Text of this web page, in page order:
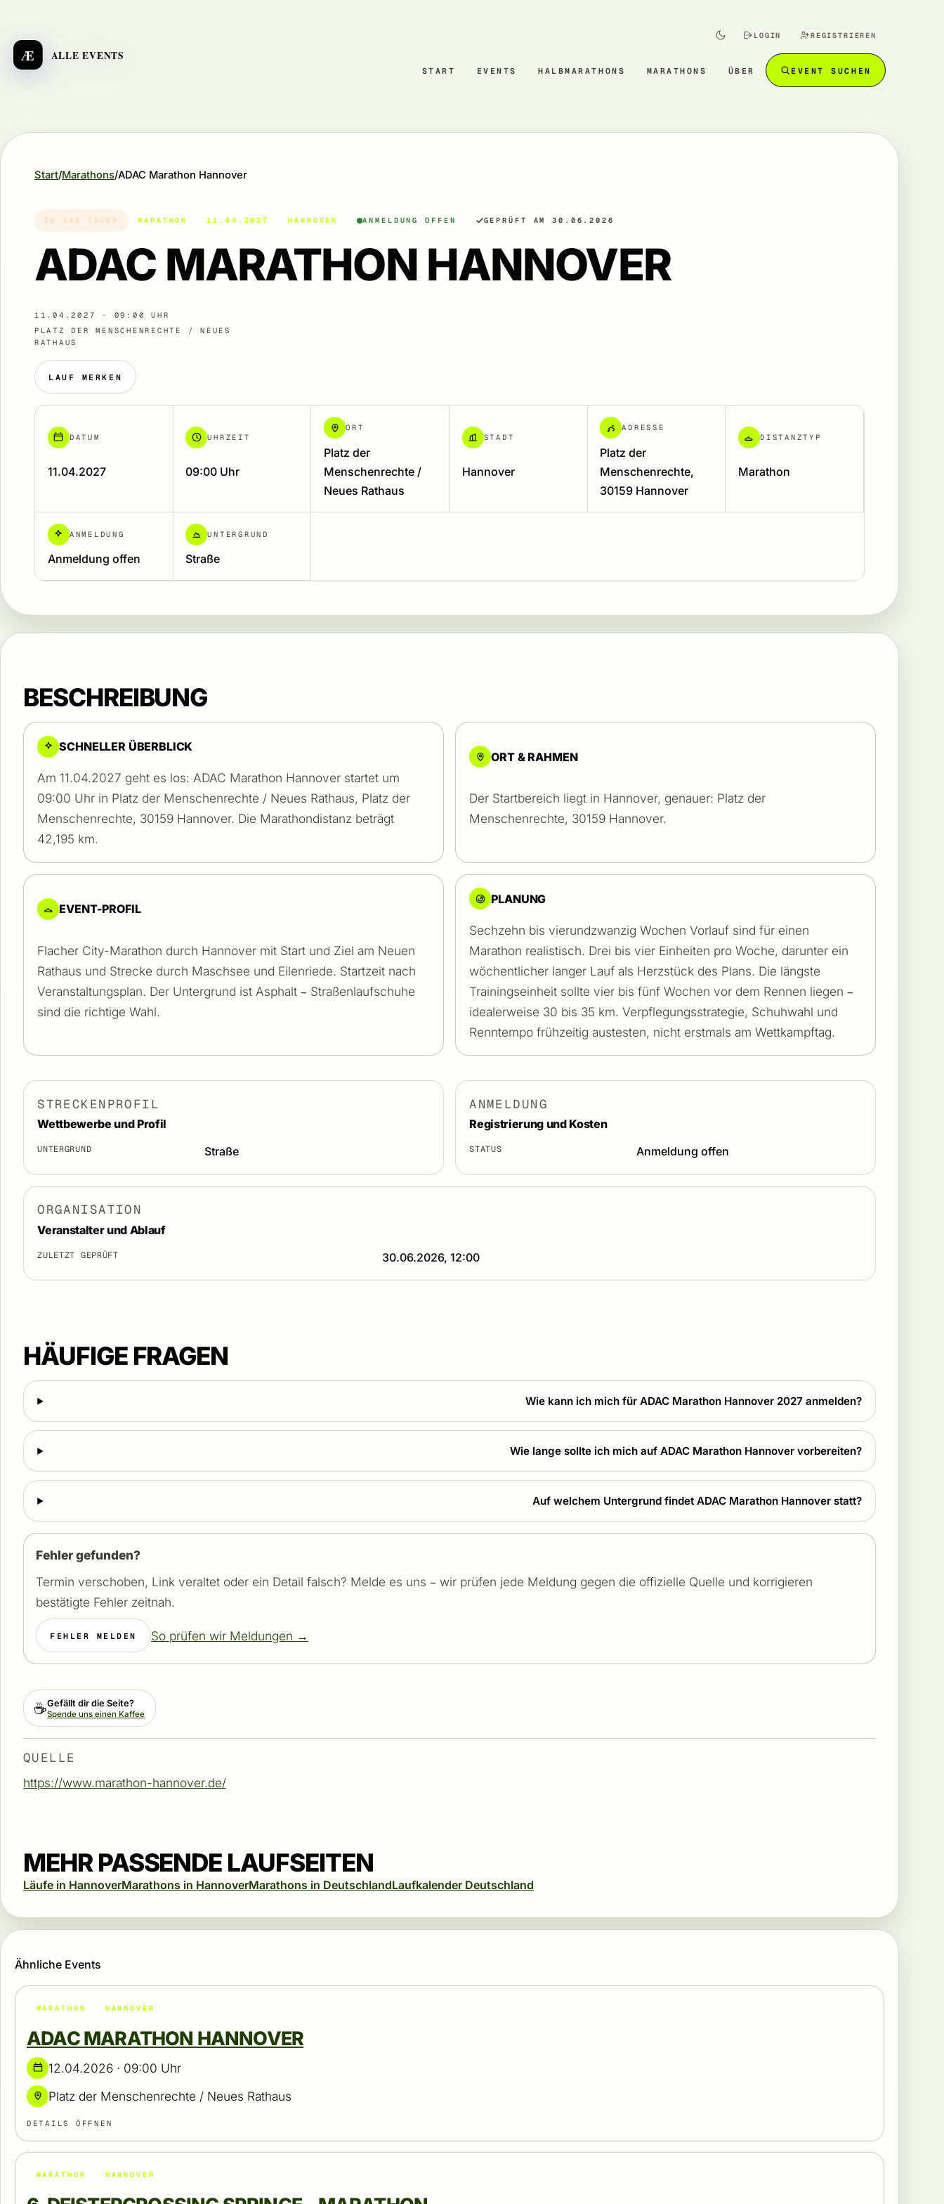
Æ ALLE EVENTS
LOGIN REGISTRIEREN
START EVENTS HALBMARATHONS MARATHONS ÜBER EVENT SUCHEN
Start Marathons ADAC Marathon Hannover
IN 248 TAGEN MARATHON 11.04.2027 HANNOVER ANMELDUNG OFFEN GEPRÜFT AM 30.06.2026
ADAC MARATHON HANNOVER
11.04.2027 · 09:00 UHR
PLATZ DER MENSCHENRECHTE / NEUES
RATHAUS
LAUF MERKEN
DATUM
11.04.2027
UHRZEIT
09:00 Uhr
ORT
Platz der
Menschenrechte /
Neues Rathaus
STADT
Hannover
ADRESSE
Platz der
Menschenrechte,
30159 Hannover
DISTANZTYP
Marathon
ANMELDUNG
Anmeldung offen
UNTERGRUND
Straße
BESCHREIBUNG
SCHNELLER ÜBERBLICK
Am 11.04.2027 geht es los: ADAC Marathon Hannover startet um
09:00 Uhr in Platz der Menschenrechte / Neues Rathaus, Platz der
Menschenrechte, 30159 Hannover. Die Marathondistanz beträgt
42,195 km.
ORT & RAHMEN
Der Startbereich liegt in Hannover, genauer: Platz der
Menschenrechte, 30159 Hannover.
EVENT-PROFIL
Flacher City-Marathon durch Hannover mit Start und Ziel am Neuen
Rathaus und Strecke durch Maschsee und Eilenriede. Startzeit nach
Veranstaltungsplan. Der Untergrund ist Asphalt – Straßenlaufschuhe
sind die richtige Wahl.
PLANUNG
Sechzehn bis vierundzwanzig Wochen Vorlauf sind für einen
Marathon realistisch. Drei bis vier Einheiten pro Woche, darunter ein
wöchentlicher langer Lauf als Herzstück des Plans. Die längste
Trainingseinheit sollte vier bis fünf Wochen vor dem Rennen liegen –
idealerweise 30 bis 35 km. Verpflegungsstrategie, Schuhwahl und
Renntempo frühzeitig austesten, nicht erstmals am Wettkampftag.
STRECKENPROFIL
Wettbewerbe und Profil
UNTERGRUND Straße
ANMELDUNG
Registrierung und Kosten
STATUS Anmeldung offen
ORGANISATION
Veranstalter und Ablauf
ZULETZT GEPRÜFT 30.06.2026, 12:00
HÄUFIGE FRAGEN
Wie kann ich mich für ADAC Marathon Hannover 2027 anmelden?
Wie lange sollte ich mich auf ADAC Marathon Hannover vorbereiten?
Auf welchem Untergrund findet ADAC Marathon Hannover statt?
Fehler gefunden?
Termin verschoben, Link veraltet oder ein Detail falsch? Melde es uns – wir prüfen jede Meldung gegen die offizielle Quelle und korrigieren
bestätigte Fehler zeitnah.
FEHLER MELDEN So prüfen wir Meldungen →
☕Gefällt dir die Seite?
Spende uns einen Kaffee
QUELLE
https://www.marathon-hannover.de/
MEHR PASSENDE LAUFSEITEN
Läufe in HannoverMarathons in HannoverMarathons in DeutschlandLaufkalender Deutschland
Ähnliche Events
MARATHON HANNOVER
ADAC MARATHON HANNOVER
12.04.2026 · 09:00 Uhr
Platz der Menschenrechte / Neues Rathaus
DETAILS ÖFFNEN
MARATHON HANNOVER